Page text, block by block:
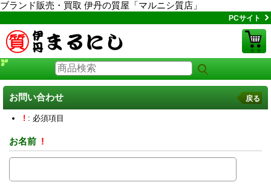
ブランド販売・買取 伊丹の質屋「マルニシ質店」
PCサイト
お問い合わせ 戻る
! : 必須項目
お名前 !